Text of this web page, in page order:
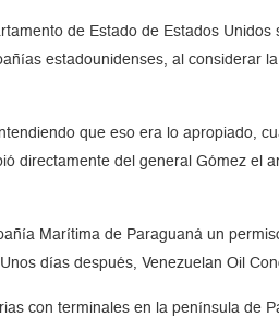
de Estado de Estados
estadounidenses, al considerar
que eso era lo apropiado,
directamente del general Gómez el
Marítima de Paraguaná un
días después, Venezuelan Oil
con terminales en la península de